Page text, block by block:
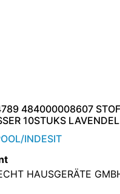
484000008607
10STUKS LAVENDEL
INDESIT
HAUSGERÄTE